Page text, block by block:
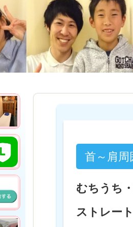
首～肩周
むちうち
ストレー